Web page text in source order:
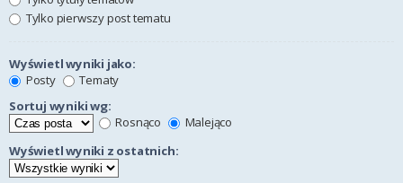
Tylko pierwszy post tematu
Wyświetl wyniki jako:
Posty
Tematy
Sortuj wyniki wg:
Rosnąco
Malejąco
Wyświetl wyniki z ostatnich: